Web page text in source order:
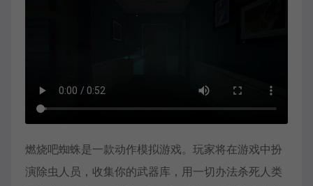
燃烧吧蜘蛛是一款动作模拟游戏。玩家将在游戏中扮
演除虫人员，收集你的武器库，用一切办法杀死人类